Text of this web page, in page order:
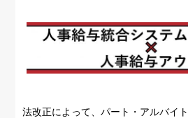
法改正によって、パート・アルバイ